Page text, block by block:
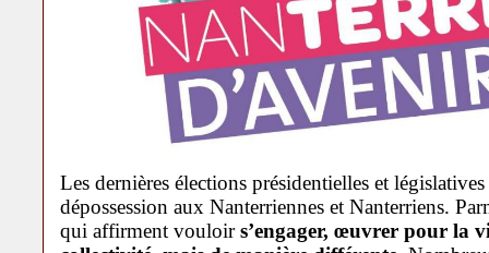
Les dernières élections présidentielles et
dépossession aux Nanterriennes et Nanterriens.
qui affirment vouloirs’engager, œuvrer pour la